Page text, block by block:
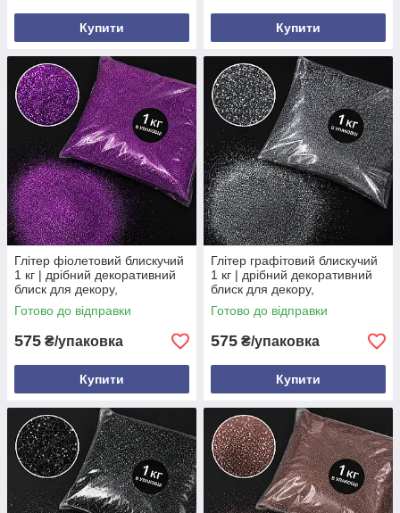
Купити Купити
Глітер фіолетовий блискучий
1 кг | дрібний декоративний
блиск для декору,
флористики та творчості
Готово до відправки
575 ₴/упаковка
Купити
Глітер графітовий блискучий
1 кг | дрібний декоративний
блиск для декору,
флористики та творчості
Готово до відправки
575 ₴/упаковка
Купити